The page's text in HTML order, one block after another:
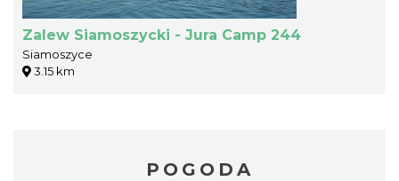
Zalew Siamoszycki - Jura Camp 244
Siamoszyce
3.15 km
POGODA